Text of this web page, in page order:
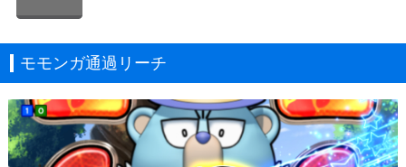
モモンガ通過リーチ